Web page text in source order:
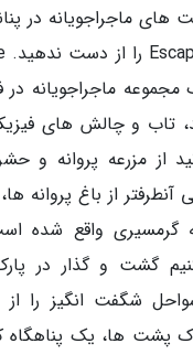
های ماجراجویانه در
ماجراجویانه در
تاب و چالش های
آنطرفتر از باغ پروانه
گرمسیری واقع شده
گشت و گذار در
شگفت انگیز را
پشت ها، یک